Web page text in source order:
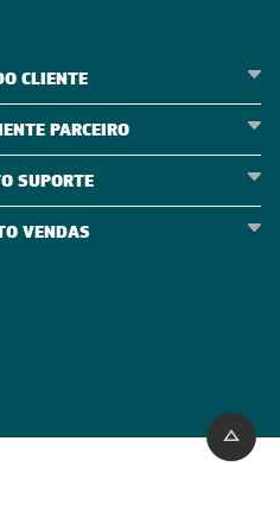
CLIENTE
PARCEIRO
SUPORTE
VENDAS